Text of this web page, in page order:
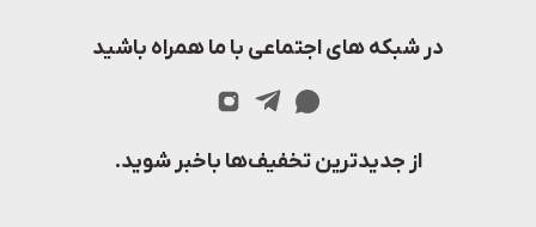
در شبکه های اجتماعی با ما همراه باشید
از جدیدترین تخفیف‌ها باخبر شوید.